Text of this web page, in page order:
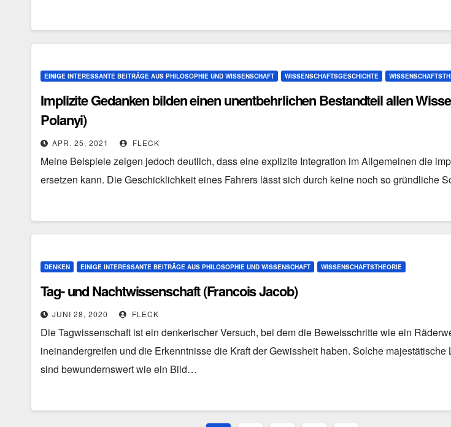
EINIGE INTERESSANTE BEITRÄGE AUS PHILOSOPHIE UND WISSENSCHAFT WISSENSCHAFTSGESCHICHTE
Implizite Gedanken bilden einen unentbehrlichen Bestandteil allen
Polanyi)
APR. 25, 2021 FLECK
Meine Beispiele zeigen jedoch deutlich, dass eine explizite Integration im Allgemeinen die
ersetzen kann. Die Geschicklichkeit eines Fahrers lässt sich durch keine noch so gründliche
DENKEN EINIGE INTERESSANTE BEITRÄGE AUS PHILOSOPHIE UND WISSENSCHAFT WISSENSCHAFTSTHEORIE
Tag- und Nachtwissenschaft (Francois Jacob)
JUNI 28, 2020 FLECK
Die Tagwissenschaft ist ein denkerischer Versuch, bei dem die Beweisschritte wie ein
ineinandergreifen und die Erkenntnisse die Kraft der Gewissheit haben. Solche majestätische
sind bewundernswert wie ein Bild…